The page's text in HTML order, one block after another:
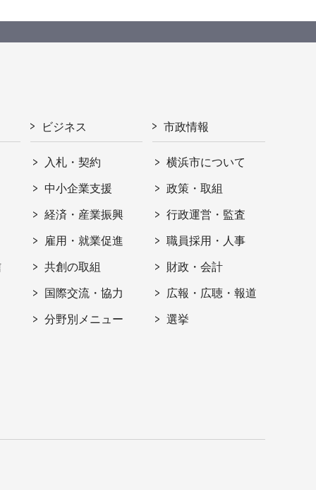
ビジネス
入札・契約
中小企業支援
経済・産業振興
雇用・就業促進
共創の取組
国際交流・協力
分野別メニュー
市政情報
横浜市について
政策・取組
行政運営・監査
職員採用・人事
財政・会計
広報・広聴・報道
選挙